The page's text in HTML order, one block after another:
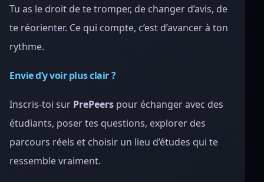
Tu as le droit de te tromper, de changer d’avis, de
te réorienter. Ce qui compte, c’est d’avancer à ton
rythme.
Envie d’y voir plus clair ?
Inscris-toi sur PrePeers pour échanger avec des
étudiants, poser tes questions, explorer des
parcours réels et choisir un lieu d’études qui te
ressemble vraiment.